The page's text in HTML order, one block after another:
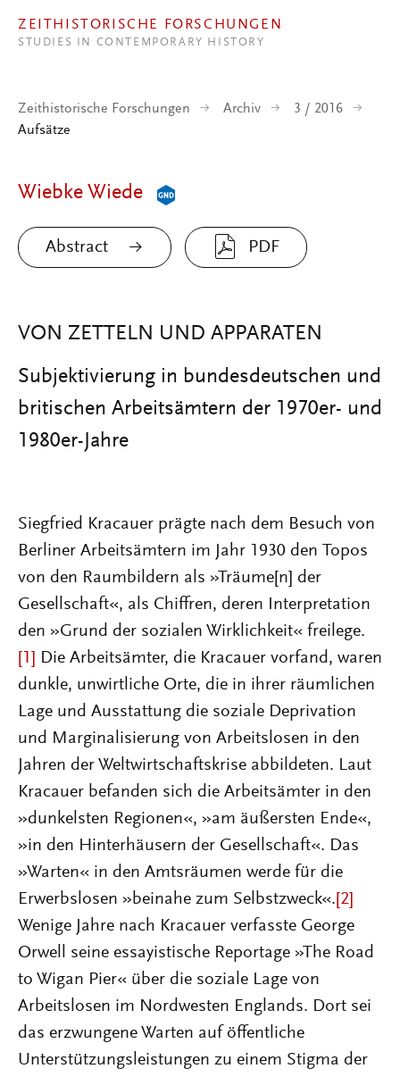
ZEITHISTORISCHE FORSCHUNGEN
STUDIES IN CONTEMPORARY HISTORY
Zeithistorische Forschungen Archiv
3 / 2016
Aufsätze
Wiebke Wiede
Abstract PDF
VON ZETTELN UND APPARATEN
Subjektivierung in bundesdeutschen und
britischen Arbeitsämtern der 1970er- und
1980er-Jahre
Siegfried Kracauer prägte nach dem Besuch von
Berliner Arbeitsämtern im Jahr 1930 den Topos
von den Raumbildern als »Träume[n] der
Gesellschaft«, als Chiffren, deren Interpretation
den »Grund der sozialen Wirklichkeit« freilege.
[1]
Die Arbeitsämter, die Kracauer vorfand, waren
dunkle, unwirtliche Orte, die in ihrer räumlichen
Lage und Ausstattung die soziale Deprivation
und Marginalisierung von Arbeitslosen in den
Jahren der Weltwirtschaftskrise abbildeten. Laut
Kracauer befanden sich die Arbeitsämter in den
»dunkelsten Regionen«, »am äußersten Ende«,
»in den Hinterhäusern der Gesellschaft«. Das
»Warten« in den Amtsräumen werde für die
Erwerbslosen »beinahe zum Selbstzweck«. [2]
Wenige Jahre nach Kracauer verfasste George
Orwell seine essayistische Reportage »The Road
to Wigan Pier« über die soziale Lage von
Arbeitslosen im Nordwesten Englands. Dort sei
das erzwungene Warten auf öffentliche
Unterstützungsleistungen zu einem Stigma der